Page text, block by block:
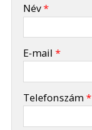
Név*
E-mail*
Telefonszám*